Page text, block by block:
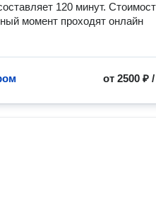
120 минут.
момент проходят онлайн
от2500 ₽